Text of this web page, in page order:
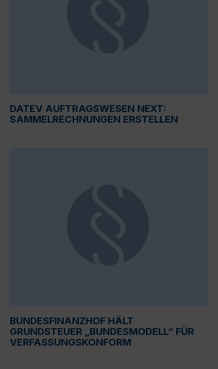
DATEV AUFTRAGSWESEN NEXT:
SAMMELRECHNUNGEN ERSTELLEN
BUNDESFINANZHOF HÄLT
GRUNDSTEUER „BUNDESMODELL“ FÜR
VERFASSUNGSKONFORM